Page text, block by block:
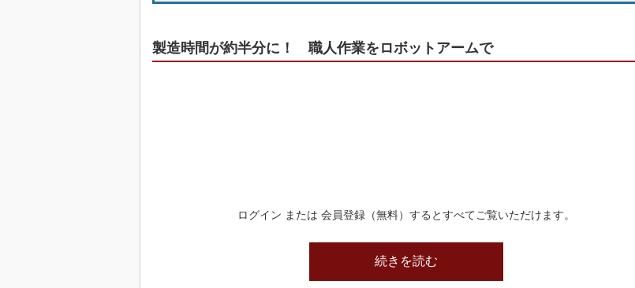
製造時間が約半分に！ 職人作業をロボットアームで
ログイン または 会員登録（無料）するとすべてご覧いただけます。
続きを読む